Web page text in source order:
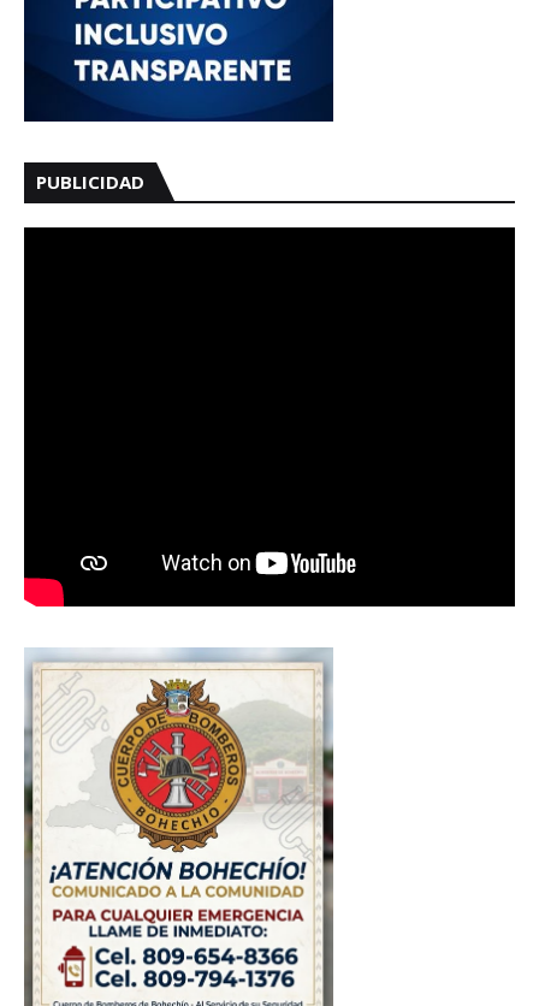
PUBLICIDAD